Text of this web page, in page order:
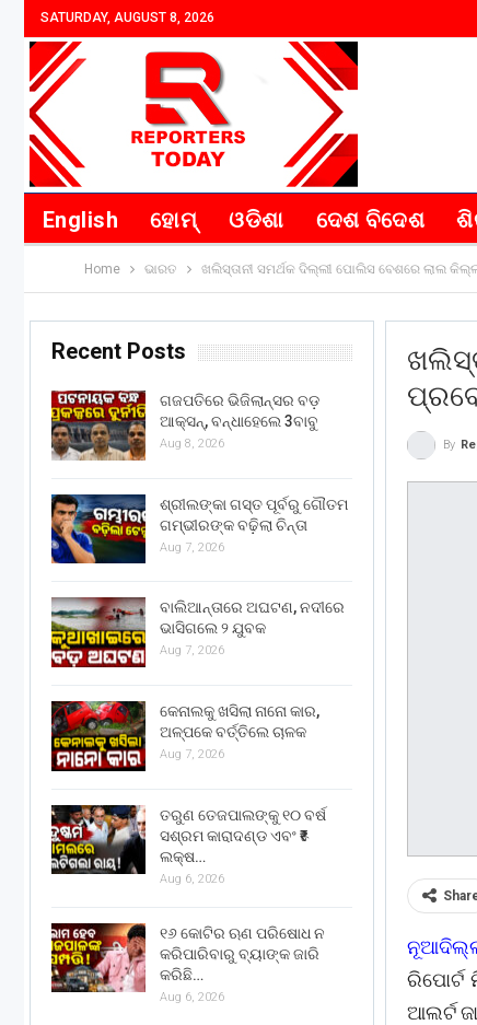
SATURDAY, AUGUST 8, 2026
English ହୋମ୍ ଓଡିଶା ଦେଶ ବିଦେଶ
Home ଭାରତ ଖଲିସ୍ତାନୀ ସମର୍ଥକ ଦିଲ୍ଲୀ ପୋଲିସ ବେଶରେ ଲାଲ
By
ରିପୋର୍ଟ
ଆଲର୍ଟ
Recent Posts
ଗଜପତିରେ ଭିଜିଲାନ୍ସର ବଡ଼
ଆକ୍ସନ୍, ବନ୍ଧାହେଲେ 3ବାବୁ
Aug 8, 2026
ଶ୍ରୀଲଙ୍କା ଗସ୍ତ ପୂର୍ବରୁ ଗୌତମ
ଗମ୍ଭୀରଙ୍କ ବଢ଼ିଲା ଚିନ୍ତା
Aug 7, 2026
ବାଲିଆନ୍ତାରେ ଅଘଟଣ, ନଦୀରେ
ଭାସିଗଲେ ୨ ଯୁବକ
Aug 7, 2026
କେନାଲକୁ ଖସିଲା ନାନୋ କାର,
ଅଳ୍ପକେ ବର୍ତ୍ତିଲେ ଚାଳକ
Aug 7, 2026
ତରୁଣ ତେଜପାଲଙ୍କୁ ୧୦ ବର୍ଷ
ସଶ୍ରମ କାରାଦଣ୍ଡ ଏବଂ ₹୫
ଲକ୍ଷ…
Aug 6, 2026
୧୬ କୋଟିର ଋଣ ପରିଷୋଧ ନ
କରିପାରିବାରୁ ବ୍ୟାଙ୍କ ଜାରି
କରିଛି…
Aug 6, 2026